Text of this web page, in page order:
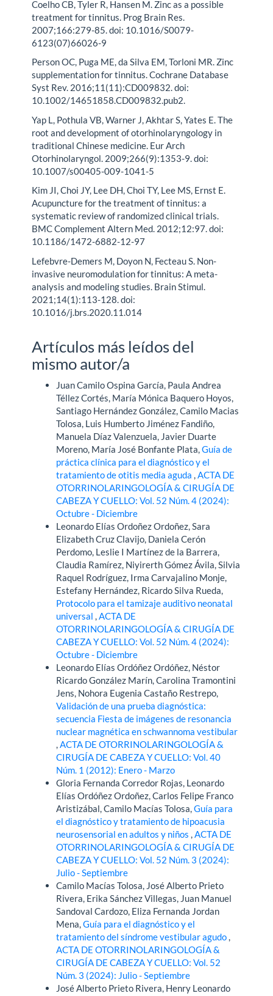
Coelho CB, Tyler R, Hansen M. Zinc as a possible
treatment for tinnitus. Prog Brain Res.
2007;166:279-85. doi: 10.1016/S0079-
6123(07)66026-9
Person OC, Puga ME, da Silva EM, Torloni MR. Zinc
supplementation for tinnitus. Cochrane Database
Syst Rev. 2016;11(11):CD009832. doi:
10.1002/14651858.CD009832.pub2.
Yap L, Pothula VB, Warner J, Akhtar S, Yates E. The
root and development of otorhinolaryngology in
traditional Chinese medicine. Eur Arch
Otorhinolaryngol. 2009;266(9):1353-9. doi:
10.1007/s00405-009-1041-5
Kim JI, Choi JY, Lee DH, Choi TY, Lee MS, Ernst E.
Acupuncture for the treatment of tinnitus: a
systematic review of randomized clinical trials.
BMC Complement Altern Med. 2012;12:97. doi:
10.1186/1472-6882-12-97
Lefebvre-Demers M, Doyon N, Fecteau S. Non-
invasive neuromodulation for tinnitus: A meta-
analysis and modeling studies. Brain Stimul.
2021;14(1):113-128. doi:
10.1016/j.brs.2020.11.014
Artículos más leídos del
mismo autor/a
Juan Camilo Ospina García, Paula Andrea
Téllez Cortés, María Mónica Baquero Hoyos,
Santiago Hernández González, Camilo Macias
Tolosa, Luis Humberto Jiménez Fandiño,
Manuela Díaz Valenzuela, Javier Duarte
Moreno, María José Bonfante Plata,Guía de
práctica clínica para el diagnóstico y el
tratamiento de otitis media aguda
ACTA DE
OTORRINOLARINGOLOGÍA & CIRUGÍA DE
CABEZA Y CUELLO: Vol. 52 Núm. 4 (2024):
Octubre - Diciembre
Leonardo Elías Ordoñez Ordoñez, Sara
Elizabeth Cruz Clavijo, Daniela Cerón
Perdomo, Leslie I Martínez de la Barrera,
Claudia Ramírez, Niyirerth Gómez Ávila, Silvia
Raquel Rodríguez, Irma Carvajalino Monje,
Estefany Hernández, Ricardo Silva Rueda,
Protocolo para el tamizaje auditivo neonatal
universal
ACTA DE
OTORRINOLARINGOLOGÍA & CIRUGÍA DE
CABEZA Y CUELLO: Vol. 52 Núm. 4 (2024):
Octubre - Diciembre
Leonardo Elías Ordóñez Ordóñez, Néstor
Ricardo González Marín, Carolina Tramontini
Jens, Nohora Eugenia Castaño Restrepo,
Validación de una prueba diagnóstica:
secuencia Fiesta de imágenes de resonancia
nuclear magnética en schwannoma vestibular
ACTA DE OTORRINOLARINGOLOGÍA &
CIRUGÍA DE CABEZA Y CUELLO: Vol. 40
Núm. 1 (2012): Enero - Marzo
Gloria Fernanda Corredor Rojas, Leonardo
Elías Ordóñez Ordoñez, Carlos Felipe Franco
Aristizábal, Camilo Macías Tolosa,Guía para
el diagnóstico y tratamiento de hipoacusia
neurosensorial en adultos y niños
ACTA DE
OTORRINOLARINGOLOGÍA & CIRUGÍA DE
CABEZA Y CUELLO: Vol. 52 Núm. 3 (2024):
Julio - Septiembre
Camilo Macías Tolosa, José Alberto Prieto
Rivera, Erika Sánchez Villegas, Juan Manuel
Sandoval Cardozo, Eliza Fernanda Jordan
Mena,Guía para el diagnóstico y el
tratamiento del síndrome vestibular agudo
ACTA DE OTORRINOLARINGOLOGÍA &
CIRUGÍA DE CABEZA Y CUELLO: Vol. 52
Núm. 3 (2024): Julio - Septiembre
José Alberto Prieto Rivera, Henry Leonardo